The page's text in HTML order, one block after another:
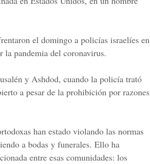
el domingo a policías israelíes en
la pandemia del coronavirus.
y Ashdod, cuando la policía trató
a pesar de la prohibición por razones
han estado violando las normas
a bodas y funerales. Ello ha
entre esas comunidades: los